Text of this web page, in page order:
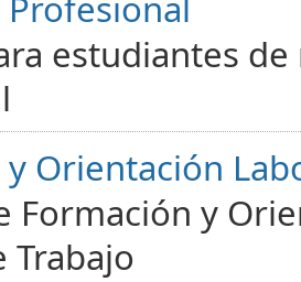
estudiantes
Orientación
Formación y
Trabajo